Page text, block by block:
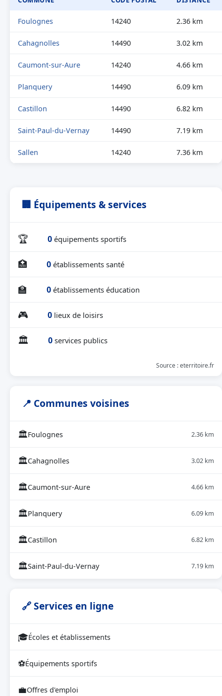
Foulognes 14240 2.36 km
Cahagnolles 14490 3.02 km
Caumont-sur-Aure 14240 4.66 km
Planquery 14490 6.09 km
Castillon 14490 6.82 km
Saint-Paul-du-Vernay 14490 7.19 km
Sallen 14240 7.36 km
🏢 Équipements & services
🏆 0 équipements sportifs
🏥 0 établissements santé
🏫 0 établissements éducation
🎮 0 lieux de loisirs
🏛 0 services publics
Source : eterritoire.fr
📍 Communes voisines
🏛Foulognes 2.36 km
🏛Cahagnolles 3.02 km
🏛Caumont-sur-Aure 4.66 km
🏛Planquery 6.09 km
🏛Castillon 6.82 km
🏛Saint-Paul-du-Vernay 7.19 km
🔗 Services en ligne
🎓Écoles et établissements
⚽Équipements sportifs
💼Offres d'emploi